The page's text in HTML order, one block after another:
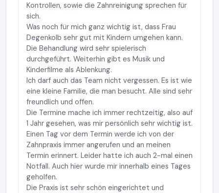
Kontrollen, sowie die Zahnreinigung sprechen für
sich.
Was noch für mich ganz wichtig ist, dass Frau
Degenkolb sehr gut mit Kindern umgehen kann.
Die Behandlung wird sehr spielerisch
durchgeführt. Weiterhin gibt es Musik und
Kinderfilme als Ablenkung.
Ich darf auch das Team nicht vergessen. Es ist wie
eine kleine Familie, die man besucht. Alle sind sehr
freundlich und offen.
Die Termine mache ich immer rechtzeitig, also auf
1 Jahr gesehen, was mir persönlich sehr wichtig ist.
Einen Tag vor dem Termin werde ich von der
Zahnpraxis immer angerufen und an meinen
Termin erinnert. Leider hatte ich auch 2-mal einen
Notfall. Auch hier wurde mir innerhalb eines Tages
geholfen.
Die Praxis ist sehr schön eingerichtet und